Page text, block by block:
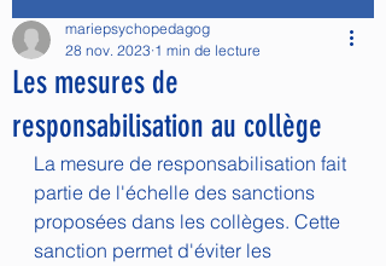
Les mesures de
responsabilisation au collège
mariepsychopedagog
28 nov. 2023 1 min de lecture
La mesure de responsabilisation fait
partie de l'échelle des sanctions
proposées dans les collèges. Cette
sanction permet d'éviter les